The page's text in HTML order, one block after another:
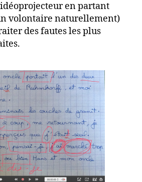
en partant
volontaire naturellement)
des fautes les plus